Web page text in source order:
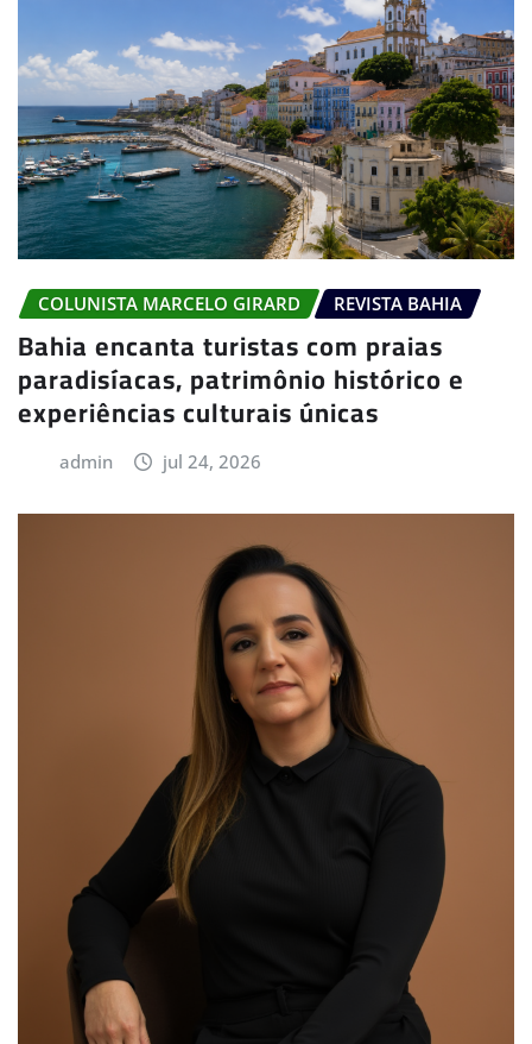
COLUNISTA MARCELO GIRARD REVISTA BAHIA
Bahia encanta turistas com praias
paradisíacas, patrimônio histórico e
experiências culturais únicas
admin jul 24, 2026